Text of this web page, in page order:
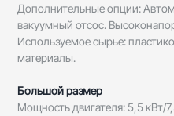
Дополнительные опции:
вакуумный отсос.
Используемое сырье:
материалы.
Большой размер
Мощность двигателя: 5,5 кВт/